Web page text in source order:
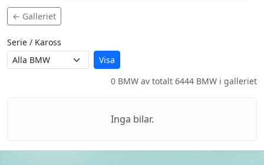
← Galleriet
Serie / Kaross
Visa
0 BMW av totalt 6444 BMW i galleriet
Inga bilar.